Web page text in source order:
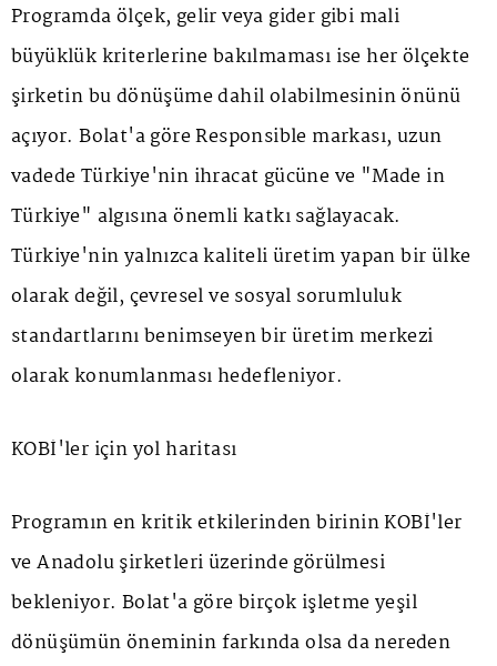
Programda ölçek, gelir veya gider gibi mali
büyüklük kriterlerine bakılmaması ise her ölçekte
şirketin bu dönüşüme dahil olabilmesinin önünü
açıyor. Bolat'a göre Responsible markası, uzun
vadede Türkiye'nin ihracat gücüne ve "Made in
Türkiye" algısına önemli katkı sağlayacak.
Türkiye'nin yalnızca kaliteli üretim yapan bir ülke
olarak değil, çevresel ve sosyal sorumluluk
standartlarını benimseyen bir üretim merkezi
olarak konumlanması hedefleniyor.
KOBİ'ler için yol haritası
Programın en kritik etkilerinden birinin KOBİ'ler
ve Anadolu şirketleri üzerinde görülmesi
bekleniyor. Bolat'a göre birçok işletme yeşil
dönüşümün öneminin farkında olsa da nereden